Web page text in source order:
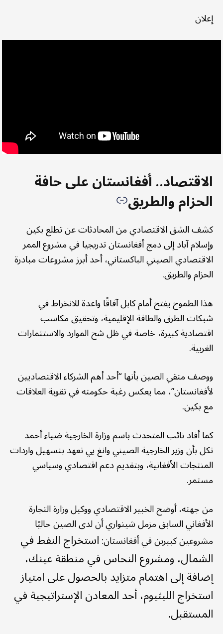
إعلان
الاقتصاد.. أفغانستان على حافة
الحزام والطريق
كشف الشق الاقتصادي من المحادثات عن تطلع بكين
وإسلام آباد إلى دمج أفغانستان تدريجيا في مشروع الممر
الاقتصادي الصيني الباكستاني، أحد أبرز مشروعات مبادرة
الحزام والطريق.
هذا الطموح يفتح أمام كابل آفاقًا واعدة للانخراط في
شبكات الطرق والطاقة الإقليمية، وتحقيق مكاسب
اقتصادية كبيرة، خاصة في ظل شح الموارد والاستثمارات
الغربية.
ووصف متقي الصين بأنها “أحد أهم الشركاء الاقتصاديين
لأفغانستان”، مما يعكس رغبة حكومته في تقوية العلاقات
مع بكين.
كما أفاد نائب المتحدث باسم وزارة الخارجية ضياء أحمد
تكل بأن وزير الخارجية الصيني وانغ يي تعهد بتسهيل واردات
المنتجات الأفغانية، وبتقديم دعم اقتصادي وسياسي
مستمر.
من جهته، أوضح الخبير الاقتصادي ووكيل وزارة التجارة
الأفغاني السابق مزمل شينواري أن لدى الصين حاليًا
مشروعين كبيرين في أفغانستان:استخراج النفط في
الشمال، ومشروع النحاس في منطقة عينك،
إضافة إلى اهتمام متزايد بالحصول على امتياز
استخراج الليثيوم، أحد المعادن الإستراتيجية في
المستقبل.